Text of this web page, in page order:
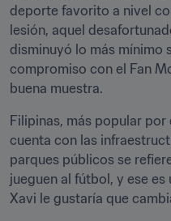
deporte favorito a nivel
lesión, aquel
disminuyó lo más mínimo
compromiso con el Fan
buena muestra.
Filipinas, más popular
cuenta con las
parques públicos se
jueguen al fútbol, y ese
Xavi le gustaría que